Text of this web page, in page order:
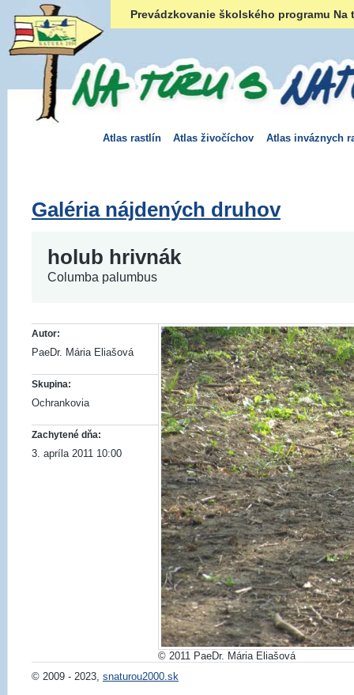
Prevádzkovanie školského programu
Atlas rastlín Atlas živočíchov Atlas inváznych
Galéria nájdených druhov
holub hrivnák
Columba palumbus
Autor:
PaeDr. Mária Eliašová
Skupina:
Ochrankovia
Zachytené dňa:
3. apríla 2011 10:00
© 2011 PaeDr. Mária Eliašová
© 2009 - 2023, snaturou2000.sk